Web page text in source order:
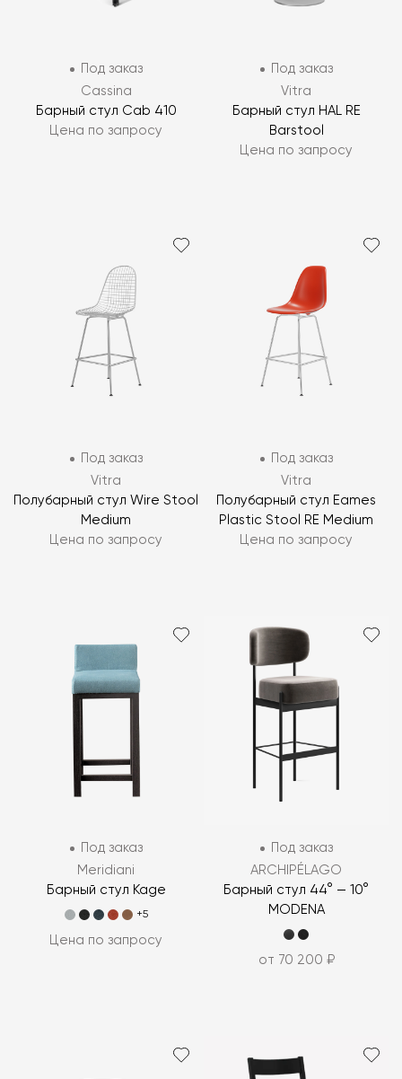
Под заказ
Cassina
Барный стул Cab 410
Цена по запросу
Под заказ
Vitra
Барный стул HAL RE
Barstool
Цена по запросу
Под заказ
Vitra
Полубарный стул Wire Stool
Medium
Цена по запросу
Под заказ
Vitra
Полубарный стул Eames
Plastic Stool RE Medium
Цена по запросу
Под заказ
Meridiani
Барный стул Kage
+5
Цена по запросу
Под заказ
ARCHIPÉLAGO
Барный стул 44° — 10°
MODENA
от 70 200 ₽